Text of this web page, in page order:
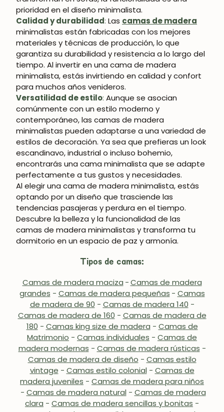
prioridad en el diseño minimalista.
Calidad y durabilidad: Las camas de madera
minimalistas están fabricadas con los mejores
materiales y técnicas de producción, lo que
garantiza su durabilidad y resistencia a lo largo del
tiempo. Al invertir en una cama de madera
minimalista, estás invirtiendo en calidad y confort
para muchos años venideros.
Versatilidad de estilo: Aunque se asocian
comúnmente con un estilo moderno y
contemporáneo, las camas de madera
minimalistas pueden adaptarse a una variedad de
estilos de decoración. Ya sea que prefieras un look
escandinavo, industrial o incluso bohemio,
encontrarás una cama minimalista que se adapte
perfectamente a tus gustos y necesidades.
Al elegir una cama de madera minimalista, estás
optando por un diseño que trasciende las
tendencias pasajeras y perdura en el tiempo.
Descubre la belleza y la funcionalidad de las
camas de madera minimalistas y transforma tu
dormitorio en un espacio de paz y armonía.
Tipos de camas:
Camas de madera maciza -Camas de madera
grandes - Camas de madera pequeñas - Camas
de madera de 90 - Camas de madera 140 -
Camas de madera de 160 - Camas de madera de
180 - Camas king size de madera - Camas de
Matrimonio - Camas individuales - Camas de
madera modernas - Camas de madera rústicas -
Camas de madera de diseño - Camas estilo
vintage - Camas estilo colonial - Camas de
madera juveniles - Camas de madera para niños
- Camas de madera natural - Camas de madera
clara - Camas de madera sencillas y bonitas -